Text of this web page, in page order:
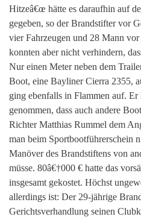
Hitzeâ€œ hätte es daraufhin auf
gegeben, so der Brandstifter vor
vier Fahrzeugen und 28 Mann
konnten aber nicht verhindern,
Nur einen Meter neben dem
Boot, eine Bayliner Cierra 2355,
ging ebenfalls in Flammen auf.
genommen, dass auch andere
Richter Matthias Rummel dem
man beim Sportbootführerschein
Manöver des Brandstiftens von
müsse. 80â€†000 € hatte das
insgesamt gekostet. Höchst
allerdings ist: Der 29-jährige
Gerichtsverhandlung seinen